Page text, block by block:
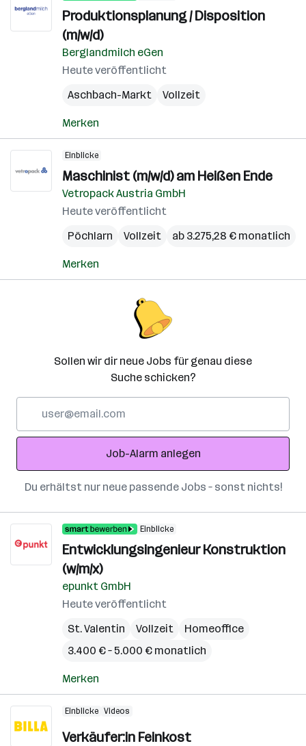
Produktionsplanung / Disposition
(m/w/d)
Berglandmilch eGen
Heute veröffentlicht
Aschbach-Markt
Vollzeit
Merken
Einblicke
Maschinist (m/w/d) am Heißen Ende
Vetropack Austria GmbH
Heute veröffentlicht
Pöchlarn
Vollzeit ab 3.275,28 € monatlich
Merken
Sollen wir dir neue Jobs für genau diese
Suche schicken?
Adresse
Job-Alarm anlegen
Du erhältst nur neue passende Jobs – sonst nichts!
Einblicke
Entwicklungsingenieur Konstruktion
(w/m/x)
epunkt GmbH
Heute veröffentlicht
St. Valentin
Vollzeit
Homeoffice
3.400 € – 5.000 € monatlich
Merken
Einblicke Videos
Verkäufer:in Feinkost